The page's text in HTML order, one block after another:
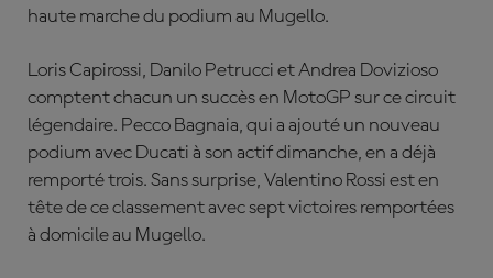
haute marche du podium au Mugello.
Loris Capirossi, Danilo Petrucci et Andrea Dovizioso
comptent chacun un succès en MotoGP sur ce circuit
légendaire. Pecco Bagnaia, qui a ajouté un nouveau
podium avec Ducati à son actif dimanche, en a déjà
remporté trois. Sans surprise, Valentino Rossi est en
tête de ce classement avec sept victoires remportées
à domicile au Mugello.